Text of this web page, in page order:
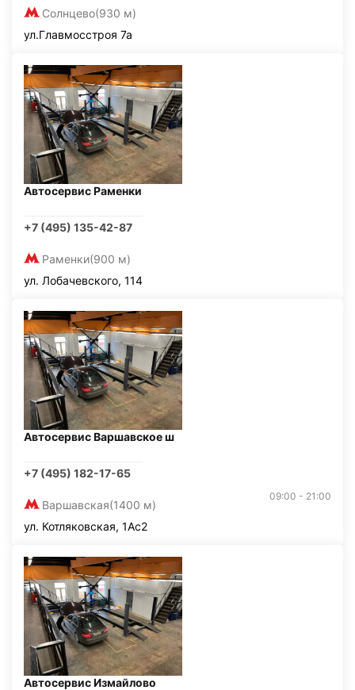
Солнцево(930 м)
ул.Главмосстроя 7а
Автосервис Раменки
+7 (495) 135-42-87
Раменки(900 м)
ул. Лобачевского, 114
Автосервис Варшавское ш
+7 (495) 182-17-65
Варшавская(1400 м)
09:00 - 21:00
ул. Котляковская, 1Ас2
Автосервис Измайлово